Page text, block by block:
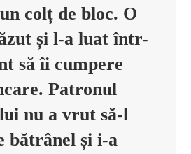
colț de bloc. O
și l-a luat într-
să îi cumpere
Patronul
nu a vrut să-l
bătrânel și i-a